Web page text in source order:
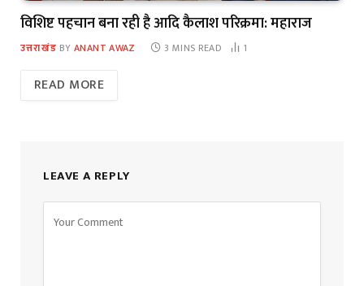
विशिष्ट पहचान बना रही है आदि कैलाश परिक्रमा: महाराज
उत्तराखंड BY ANANT AWAZ 3 MINS READ 1
READ MORE
LEAVE A REPLY